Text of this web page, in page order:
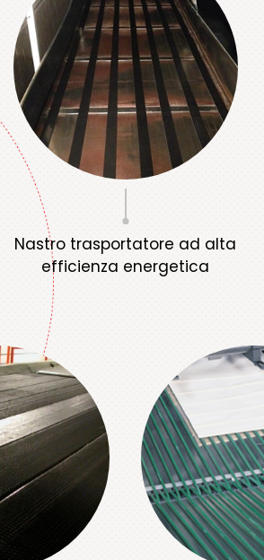
Nastro trasportatore ad alta
efficienza energetica